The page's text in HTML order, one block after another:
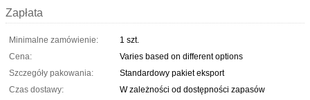
Zapłata
Minimalne zamówienie:
1 szt.
Cena:
Varies based on different options
Szczegóły pakowania:
Standardowy pakiet eksport
Czas dostawy:
W zależności od dostępności zapasów